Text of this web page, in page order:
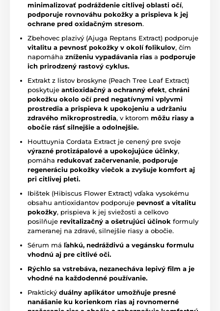
minimalizovať podráždenie citlivej oblasti očí,
podporuje rovnováhu pokožky a prispieva k jej
ochrane pred oxidačným stresom.
Zbehovec plazivý (Ajuga Reptans Extract) podporuje
vitalitu a pevnosť pokožky v okolí folikulov, čím
napomáha zníženiu vypadávania rias a podporuje
ich prirodzený rastový cyklus.
Extrakt z listov broskyne (Peach Tree Leaf Extract)
poskytuje antioxidačný a ochranný efekt, chráni
pokožku okolo očí pred negatívnymi vplyvmi
prostredia a prispieva k upokojeniu a udržaniu
zdravého mikroprostredia, v ktorom môžu riasy a
obočie rásť silnejšie a odolnejšie.
Houttuynia Cordata Extract je cenený pre svoje
výrazné protizápalové a upokojujúce účinky,
pomáha redukovať začervenanie, podporuje
regeneráciu pokožky viečok a zvyšuje komfort aj
pri citlivej pleti.
Ibištek (Hibiscus Flower Extract) vďaka vysokému
obsahu antioxidantov podporuje pevnosť a vitalitu
pokožky, prispieva k jej sviežosti a celkovo
posilňuje revitalizačný a ošetrujúci účinok formuly
zameranej na zdravé, silnejšie riasy a obočie.
Sérum má ľahkú, nedráždivú a vegánsku formulu
vhodnú aj pre citlivé oči.
Rýchlo sa vstrebáva, nezanecháva lepivý film a je
vhodné na každodenné používanie.
Praktický duálny aplikátor umožňuje presné
nanášanie ku korienkom rias aj rovnomerné